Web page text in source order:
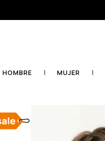
HOMBRE MUJER